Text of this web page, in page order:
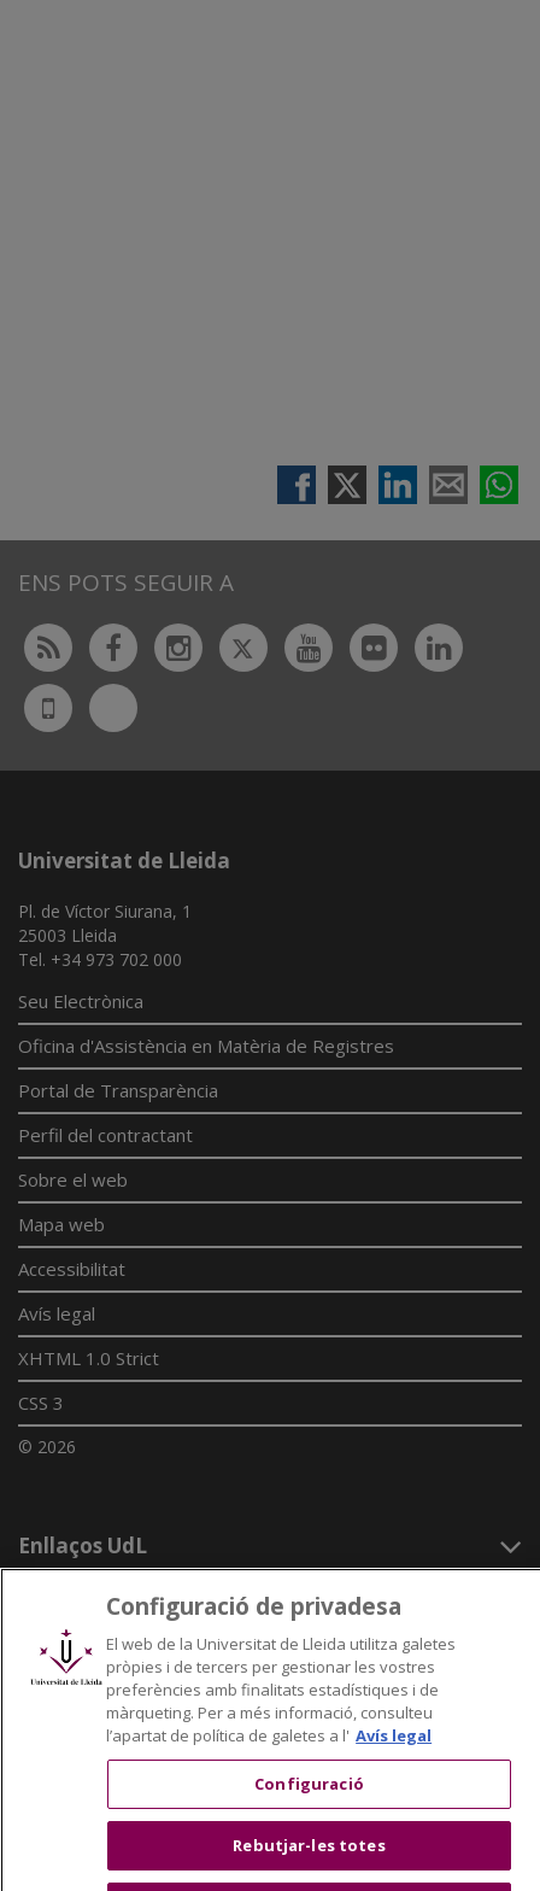
ENS POTS SEGUIR A
Rss FacebookInstagram
TwitterYoutubeFlickr
UdL
App
Bluesky
Universitat de Lleida
Pl. de Víctor Siurana, 1
25003 Lleida
Tel. +34 973 702 000
Seu Electrònica
Oficina d'Assistència en Matèria de Registres
Portal de Transparència
Perfil del contractant
Sobre el web
Mapa web
Accessibilitat
Avís legal
XHTML 1.0 Strict
CSS 3
© 2026
Enllaços UdL
Xarxes universitàries
Configuració de privadesa
El web de la Universitat de Lleida utilitza galetes
pròpies i de tercers per gestionar les vostres
preferències amb finalitats estadístiques i de
màrqueting. Per a més informació, consulteu
l’apartat de política de galetes a l' Avís legal
Configuració
Rebutjar-les totes